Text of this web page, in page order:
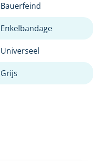
Bauerfeind
Enkelbandage
Universeel
Grijs